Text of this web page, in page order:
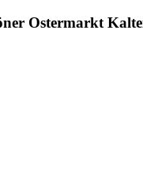
Ostermarkt